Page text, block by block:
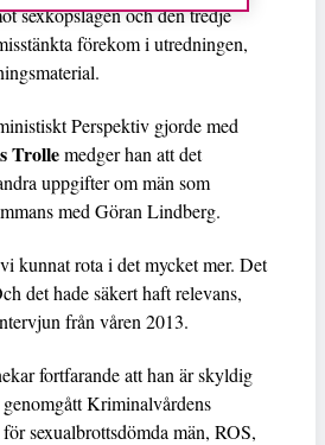
sexköpslagen och den tredje
förekom i utredningen,
Perspektiv gjorde med
Trollemedger han att det
uppgifter om män som
med Göran Lindberg.
kunnat rota i det mycket mer. Det
det hade säkert haft relevans,
från våren 2013.
fortfarande att han är skyldig
Kriminalvårdens
sexualbrottsdömda män, ROS,